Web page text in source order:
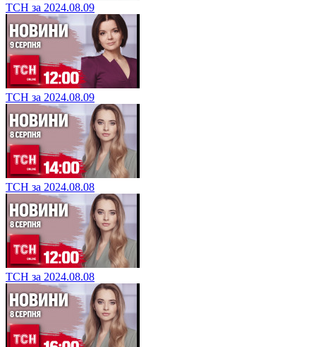
ТСН за 2024.08.09
ТСН за 2024.08.09
ТСН за 2024.08.08
ТСН за 2024.08.08